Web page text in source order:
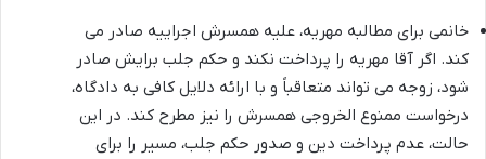
خانمی برای مطالبه مهریه، علیه همسرش اجراییه صادر می
کند. اگر آقا مهریه را پرداخت نکند و حکم جلب برایش صادر
شود، زوجه می تواند متعاقباً و با ارائه دلایل کافی به دادگاه،
درخواست ممنوع الخروجی همسرش را نیز مطرح کند. در این
حالت، عدم پرداخت دین و صدور حکم جلب، مسیر را برای